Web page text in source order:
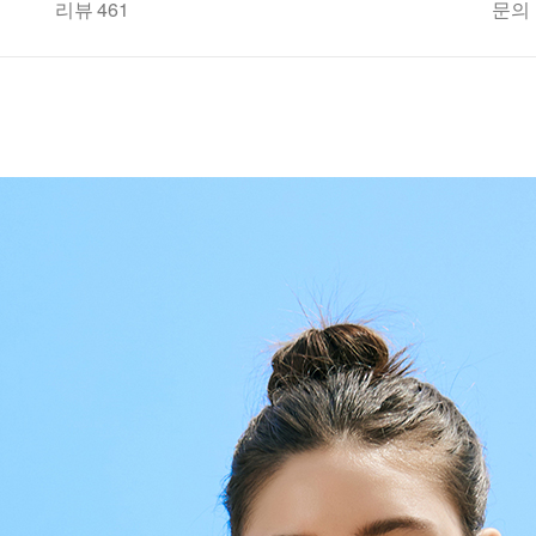
리뷰 461 문의